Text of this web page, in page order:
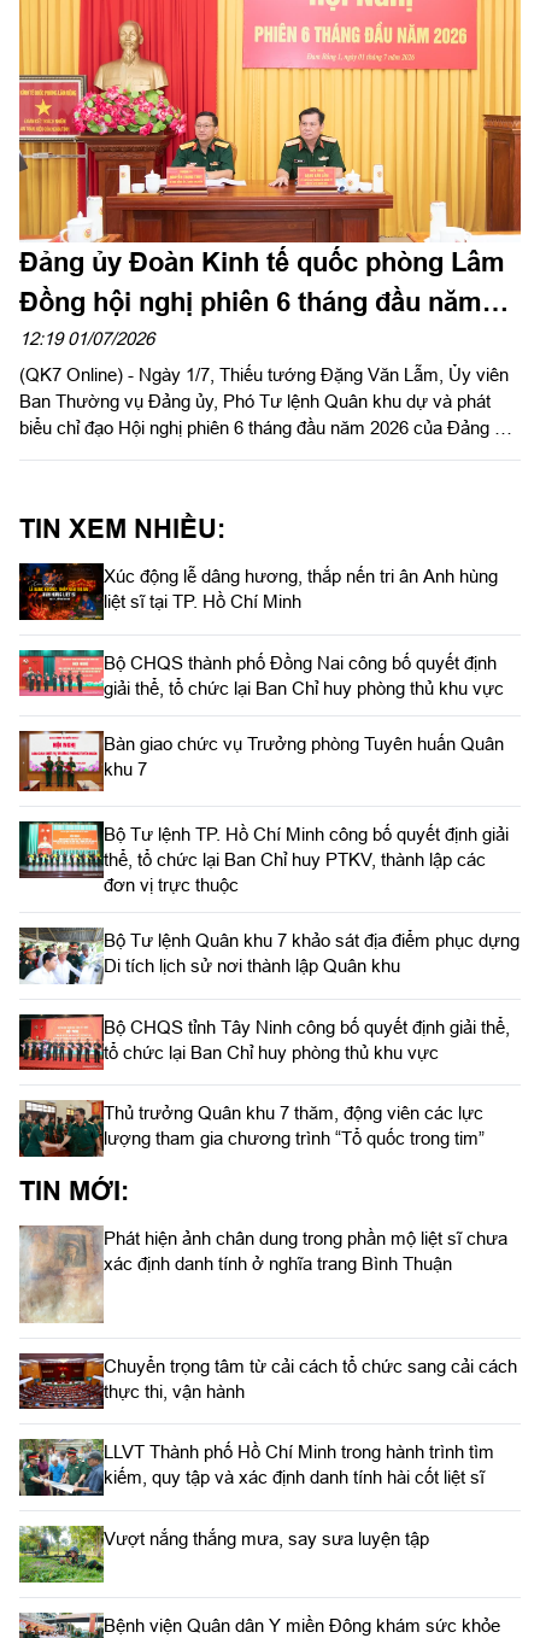
Đảng ủy Đoàn Kinh tế quốc phòng Lâm
Đồng hội nghị phiên 6 tháng đầu năm
2026
12:19 01/07/2026
(QK7 Online) - Ngày 1/7, Thiếu tướng Đặng Văn Lẫm, Ủy viên
Ban Thường vụ Đảng ủy, Phó Tư lệnh Quân khu dự và phát
biểu chỉ đạo Hội nghị phiên 6 tháng đầu năm 2026 của Đảng ủy
TIN XEM NHIỀU:
Xúc động lễ dâng hương, thắp nến tri ân Anh hùng
liệt sĩ tại TP. Hồ Chí Minh
Bộ CHQS thành phố Đồng Nai công bố quyết định
giải thể, tổ chức lại Ban Chỉ huy phòng thủ khu vực
Bàn giao chức vụ Trưởng phòng Tuyên huấn Quân
khu 7
Bộ Tư lệnh TP. Hồ Chí Minh công bố quyết định giải
thể, tổ chức lại Ban Chỉ huy PTKV, thành lập các
đơn vị trực thuộc
Bộ Tư lệnh Quân khu 7 khảo sát địa điểm phục dựng
Di tích lịch sử nơi thành lập Quân khu
Bộ CHQS tỉnh Tây Ninh công bố quyết định giải thể,
tổ chức lại Ban Chỉ huy phòng thủ khu vực
Thủ trưởng Quân khu 7 thăm, động viên các lực
lượng tham gia chương trình “Tổ quốc trong tim”
TIN MỚI:
Phát hiện ảnh chân dung trong phần mộ liệt sĩ chưa
xác định danh tính ở nghĩa trang Bình Thuận
Chuyển trọng tâm từ cải cách tổ chức sang cải cách
thực thi, vận hành
LLVT Thành phố Hồ Chí Minh trong hành trình tìm
kiếm, quy tập và xác định danh tính hài cốt liệt sĩ
Vượt nắng thắng mưa, say sưa luyện tập
Bệnh viện Quân dân Y miền Đông khám sức khỏe